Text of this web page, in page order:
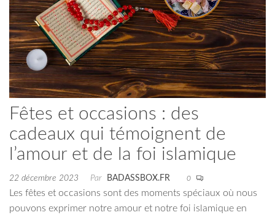
Fêtes et occasions : des
cadeaux qui témoignent de
l’amour et de la foi islamique
22 décembre 2023 Par BADASSBOX.FR 0
Les fêtes et occasions sont des moments spéciaux où nous
pouvons exprimer notre amour et notre foi islamique en